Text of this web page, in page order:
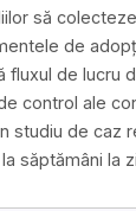
să
de
fluxul de lucru
control ale
studiu de caz
săptămâni la